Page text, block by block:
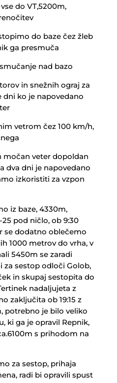
do VT,5200m,
do baze čez žleb
ga presmuča
nad bazo
in snežnih ograj za
ko je napovedano
vetrom čez 100 km/h,
močan veter dopoldan
dva dni je napovedano
izkoristiti za vzpon
iz baze, 4330m,
pod ničlo, ob 9:30
se dodatno oblečemo
1000 metrov do vrha, v
5450m se zaradi
za sestop odloči Golob,
in skupaj sestopita do
nadaljujeta z
zaključita ob 19:15 z
potrebno je bilo veliko
ki ga je opravil Repnik,
s prihodom na
za sestop, prihaja
radi bi opravili spust